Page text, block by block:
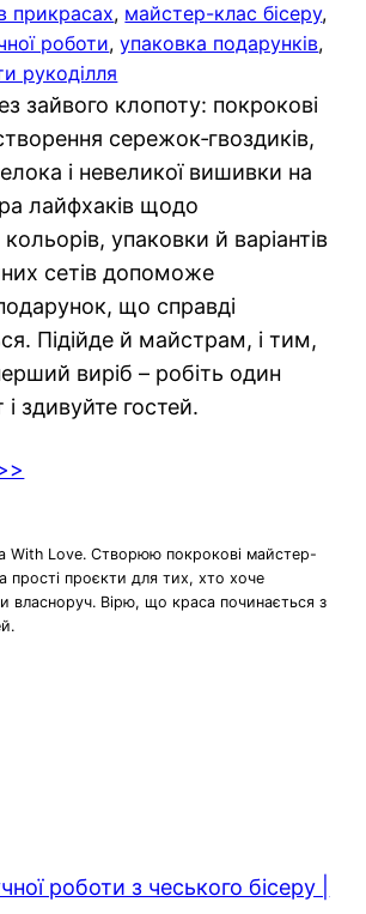
прикрасах, майстер-клас бісеру
роботи, упаковка подарунків
рукоділля
зайвого клопоту: покрокові
сережок‑гвоздиків,
і невеликої вишивки на
лайфхаків щодо
упаковки й варіантів
сетів допоможе
що справді
Підійде й майстрам, і тим,
виріб – робіть один
здивуйте гостей.
With Love. Створюю покрокові майстер-
прості проєкти для тих, хто хоче
власноруч. Вірю, що краса починається з
роботи з чеського бісеру |